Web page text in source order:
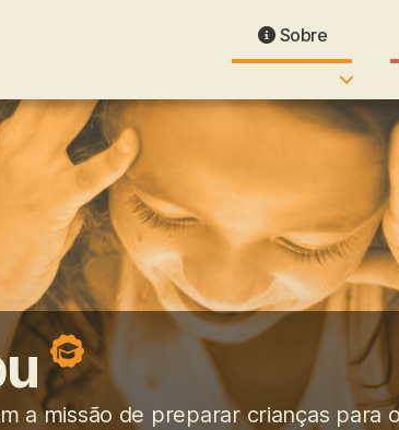
Sobre
a missão de preparar crianças para